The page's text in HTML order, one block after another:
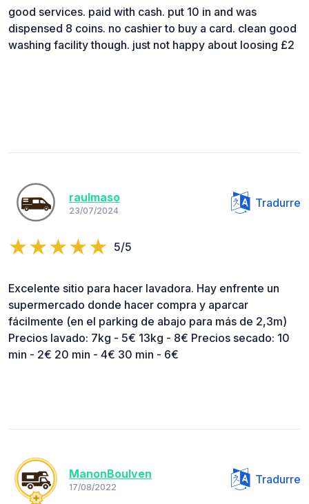
good services. paid with cash. put 10 in and was
dispensed 8 coins. no cashier to buy a card. clean good
washing facility though. just not happy about loosing £2
raulmaso
23/07/2024
Tradurre
5/5
Excelente sitio para hacer lavadora. Hay enfrente un
supermercado donde hacer compra y aparcar
fácilmente (en el parking de abajo para más de 2,3m)
Precios lavado: 7kg - 5€ 13kg - 8€ Precios secado: 10
min - 2€ 20 min - 4€ 30 min - 6€
ManonBoulven
17/08/2022
Tradurre